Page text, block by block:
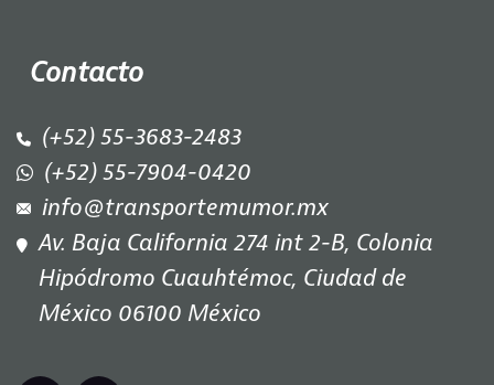
Contacto
(+52) 55-3683-2483
(+52) 55-7904-0420
info@transportemumor.mx
Av. Baja California 274 int 2-B, Colonia
Hipódromo Cuauhtémoc, Ciudad de
México 06100 México